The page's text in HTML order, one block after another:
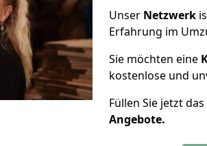
Unser Netzwerk
Erfahrung im
Sie möchten eine
kostenlose und
Füllen Sie jetzt
Angebote.